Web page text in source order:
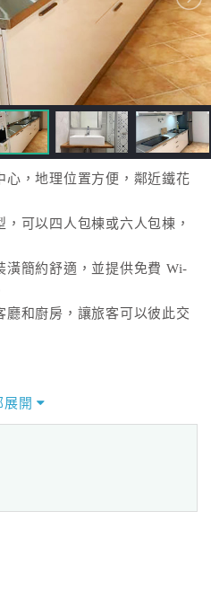
心，地理位置方便，鄰近鐵花
可以四人包棟或六人包棟，
潢簡約舒適，並提供免費 Wi-
廳和廚房，讓旅客可以彼此交
展開